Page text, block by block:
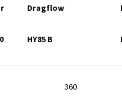
Dragflow
HY85 B
360